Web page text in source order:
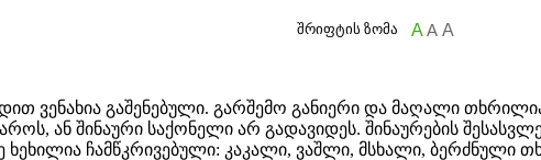
შრიფტის ზომა A A A
ვენახია გაშენებული. გარშემო განიერი და მაღალი
ან შინაური საქონელი არ გადავიდეს. შინაურების
ხეხილია ჩამწკრივებული: კაკალი, ვაშლი, მსხალი, ბერძნული